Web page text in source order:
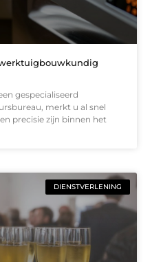
gespecialiseerd
merkt u al snel
precisie zijn binnen het
DIENSTVERLENING